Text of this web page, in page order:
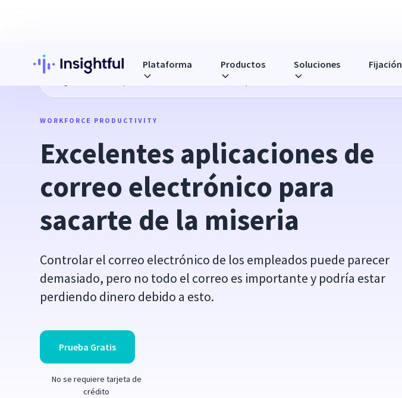
Plataforma Productos Soluciones Fijación
Excelentes aplicaciones de correo electrónico para sacarte de la miseria
WORKFORCE PRODUCTIVITY
Excelentes aplicaciones de
correo electrónico para
sacarte de la miseria
Controlar el correo electrónico de los empleados puede parecer
demasiado, pero no todo el correo es importante y podría estar
perdiendo dinero debido a esto.
Prueba Gratis
No se requiere tarjeta de
crédito